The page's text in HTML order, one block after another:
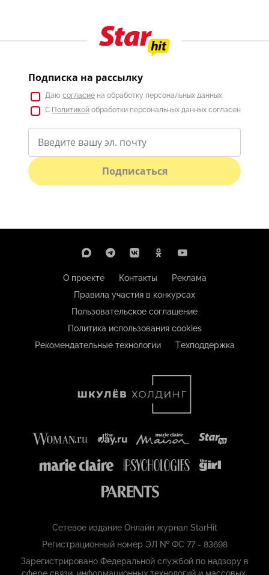
Подписка на рассылку
Даю согласие на обработку персональных данных
С Политикой обработки персональных данных согласен
Подписаться
О проекте Контакты
Реклама
Правила участия в конкурсах
Пользовательское соглашение
Политика использования cookies
Рекомендательные технологии
Техподдержка
Сетевое издание Онлайн журнал StarHit
Регистрационный номер ЭЛ № ФС 77 - 83698
Зарегистрировано Федеральной службой по надзору в